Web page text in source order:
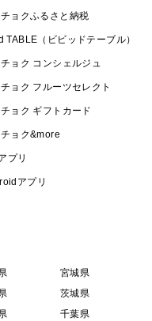
ョクふるさと納税
TABLE（ビビッドテーブル）
ョク コンシェルジュ
ョク フルーツセレクト
ョク ギフトカード
ョク&more
プリ
アプリ
宮城県
茨城県
千葉県